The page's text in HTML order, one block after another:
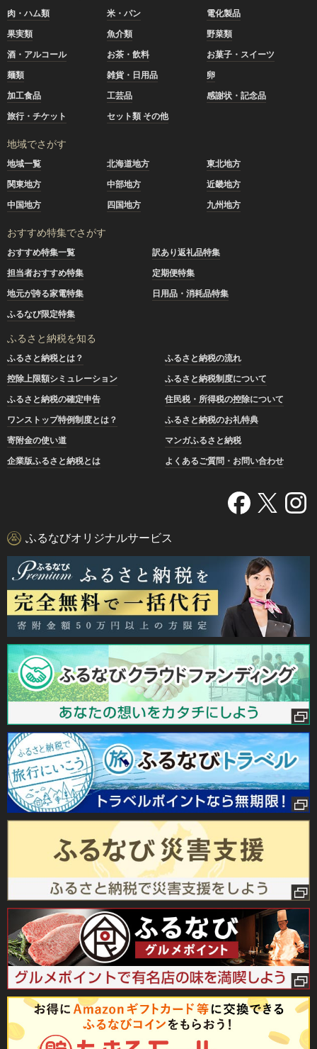
肉・ハム類 米・パン
電化製品
果実類
魚介類
野菜類
酒・アルコール
お茶・飲料
お菓子・スイーツ
麺類
雑貨・日用品
卵
加工食品
工芸品
感謝状・記念品
旅行・チケット
セット類 その他
地域でさがす
地域一覧 北海道地方
東北地方
関東地方
中部地方
近畿地方
中国地方
四国地方 九州地方
おすすめ特集でさがす
おすすめ特集一覧
訳あり返礼品特集
担当者おすすめ特集
定期便特集
地元が誇る家電特集
日用品・消耗品特集
ふるなび限定特集
ふるさと納税を知る
ふるさと納税とは？
ふるさと納税の流れ
控除上限額シミュレーション
ふるさと納税制度について
ふるさと納税の確定申告
住民税・所得税の控除について
ワンストップ特例制度とは？
ふるさと納税のお礼特典
寄附金の使い道
マンガふるさと納税
企業版ふるさと納税とは
よくあるご質問・お問い合わせ
ふるなびオリジナルサービス